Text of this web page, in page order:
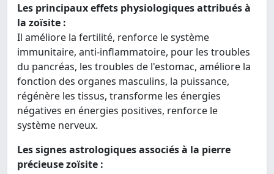
Les principaux effets physiologiques attribués à
la zoïsite :
Il améliore la fertilité, renforce le système
immunitaire, anti-inflammatoire, pour les troubles
du pancréas, les troubles de l'estomac, améliore la
fonction des organes masculins, la puissance,
régénère les tissus, transforme les énergies
négatives en énergies positives, renforce le
système nerveux.
Les signes astrologiques associés à la pierre
précieuse zoïsite :